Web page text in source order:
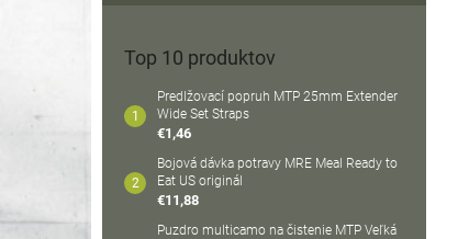
Top 10 produktov
Predlžovací popruh MTP 25mm Extender
Wide Set Straps
€1,46
Bojová dávka potravy MRE Meal Ready to
Eat US originál
€11,88
Puzdro multicamo na čistenie MTP Veľká